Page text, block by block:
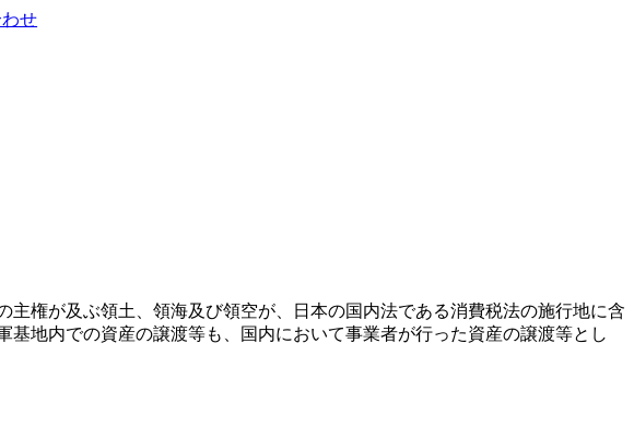
せ
権が及ぶ領土、領海及び領空が、日本の国内法である消費税法の施行地に含
地内での資産の譲渡等も、国内において事業者が行った資産の譲渡等とし